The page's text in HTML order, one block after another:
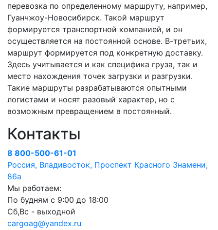
перевозка по определенному маршруту, например,
Гуанчжоу-Новосибирск. Такой маршрут
формируется транспортной компанией, и он
осуществляется на постоянной основе. В-третьих,
маршрут формируется под конкретную доставку.
Здесь учитывается и как специфика груза, так и
место нахождения точек загрузки и разгрузки.
Такие маршруты разрабатываются опытными
логистами и носят разовый характер, но с
возможным превращением в постоянный.
Контакты
8 800-500-61-01
Россия, Владивосток, Проспект Красного Знамени,
86а
Мы работаем:
По будням с 9:00 до 18:00
Сб,Вс - выходной
cargoag@yandex.ru